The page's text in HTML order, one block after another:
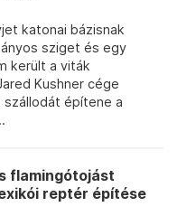
katonai bázisnak
sziget és egy
került a viták
Kushner cége
építene a
flamingótojást
reptér építése